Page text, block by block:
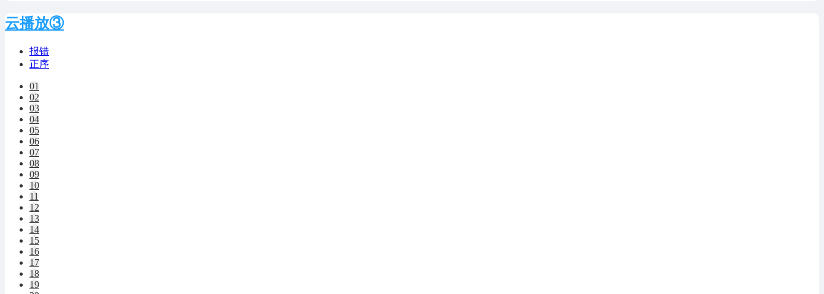
云播放③
报错
正序
01
02
03
04
05
06
07
08
09
10
11
12
13
14
15
16
17
18
19